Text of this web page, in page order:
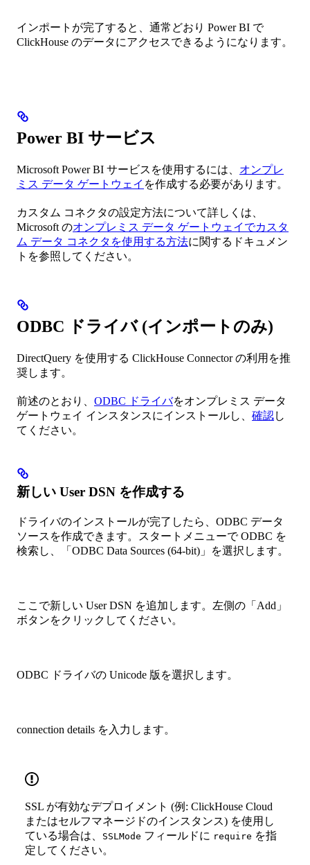
インポートが完了すると、通常どおり Power BI で
ClickHouse のデータにアクセスできるようになります。
Power BI サービス
Microsoft Power BI サービスを使用するには、 オンプレ
ミス データ ゲートウェイ を作成する必要があります。
カスタム コネクタの設定方法について詳しくは、
Microsoft のオンプレミス データ ゲートウェイでカスタ
ム データ コネクタを使用する方法に関するドキュメン
トを参照してください。
ODBC ドライバ (インポートのみ)
DirectQuery を使用する ClickHouse Connector の利用を推
奨します。
前述のとおり、 ODBC ドライバをオンプレミス データ
ゲートウェイ インスタンスにインストールし、 確認し
てください。
新しい User DSN を作成する
ドライバのインストールが完了したら、ODBC データ
ソースを作成できます。スタートメニューで ODBC を
検索し、「ODBC Data Sources (64-bit)」を選択します。
ここで新しい User DSN を追加します。左側の「Add」
ボタンをクリックしてください。
ODBC ドライバの Unicode 版を選択します。
connection details を入力します。
SSL が有効なデプロイメント (例: ClickHouse Cloud
またはセルフマネージドのインスタンス) を使用し
ている場合は、
SSLMode フィールドに require を指
定してください。